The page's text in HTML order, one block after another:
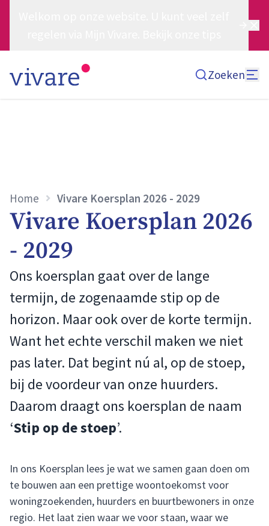
Zoeken
Home Vivare Koersplan 2026 - 2029
Vivare Koersplan 2026
- 2029
Ons koersplan gaat over de lange
termijn, de zogenaamde stip op de
horizon. Maar ook over de korte termijn.
Want het echte verschil maken we niet
pas later. Dat begint nú al, op de stoep,
bij de voordeur van onze huurders.
Daarom draagt ons koersplan de naam
‘Stip op de stoep’.
In ons Koersplan lees je wat we samen gaan doen om
te bouwen aan een prettige woontoekomst voor
woningzoekenden, huurders en buurtbewoners in onze
regio. Het laat zien waar we voor staan, waar we